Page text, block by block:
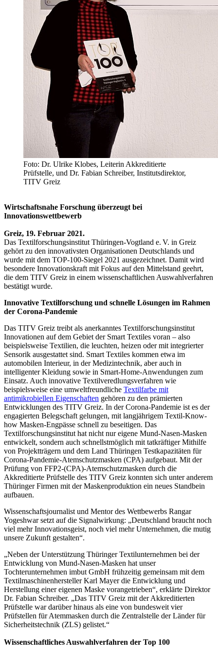
Foto: Dr. Ulrike Klobes, Leiterin Akkreditierte
Prüfstelle, und Dr. Fabian Schreiber, Institutsdirektor,
TITV Greiz
Wirtschaftsnahe Forschung überzeugt bei
Innovationswettbewerb
Greiz, 19. Februar 2021.
Das Textilforschungsinstitut Thüringen-Vogtland e. V. in Greiz
gehört zu den innovativsten Organisationen Deutschlands und
wurde mit dem TOP-100-Siegel 2021 ausgezeichnet. Damit wird
besondere Innovationskraft mit Fokus auf den Mittelstand geehrt,
die dem TITV Greiz in einem wissenschaftlichen Auswahlverfahren
bestätigt wurde.
Innovative Textilforschung und schnelle Lösungen im Rahmen
der Corona-Pandemie
Das TITV Greiz treibt als anerkanntes Textilforschungsinstitut
Innovationen auf dem Gebiet der Smart Textiles voran – also
beispielsweise Textilien, die leuchten, heizen oder mit integrierter
Sensorik ausgestattet sind. Smart Textiles kommen etwa im
automobilen Interieur, in der Medizintechnik, aber auch in
intelligenter Kleidung sowie in Smart-Home-Anwendungen zum
Einsatz. Auch innovative Textilveredlungsverfahren wie
beispielsweise eine umweltfreundliche Textilfarbe mit
antimikrobiellen Eigenschaften gehören zu den prämierten
Entwicklungen des TITV Greiz. In der Corona-Pandemie ist es der
engagierten Belegschaft gelungen, mit langjährigem Textil-Know-
how Masken-Engpässe schnell zu beseitigen. Das
Textilforschungsinstitut hat nicht nur eigene Mund-Nasen-Masken
entwickelt, sondern auch schnellstmöglich mit tatkräftiger Mithilfe
von Projektträgern und dem Land Thüringen Testkapazitäten für
Corona-Pandemie-Atemschutzmasken (CPA) aufgebaut. Mit der
Prüfung von FFP2-(CPA)-Atemschutzmasken durch die
Akkreditierte Prüfstelle des TITV Greiz konnten sich unter anderem
Thüringer Firmen mit der Maskenproduktion ein neues Standbein
aufbauen.
Wissenschaftsjournalist und Mentor des Wettbewerbs Rangar
Yogeshwar setzt auf die Signalwirkung: „Deutschland braucht noch
viel mehr Innovationsgeist, noch viel mehr Unternehmen, die mutig
unsere Zukunft gestalten“.
„Neben der Unterstützung Thüringer Textilunternehmen bei der
Entwicklung von Mund-Nasen-Masken hat unser
Tochterunternehmen imbut GmbH frühzeitig gemeinsam mit dem
Textilmaschinenhersteller Karl Mayer die Entwicklung und
Herstellung einer eigenen Maske vorangetrieben“, erklärte Direktor
Dr. Fabian Schreiber. „Das TITV Greiz mit der Akkreditierten
Prüfstelle war darüber hinaus als eine von bundesweit vier
Prüfstellen für Atemmasken durch die Zentralstelle der Länder für
Sicherheitstechnik (ZLS) gelistet.“
Wissenschaftliches Auswahlverfahren der Top 100